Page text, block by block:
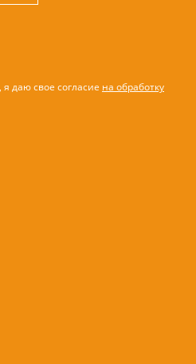
даю свое согласие на обработку